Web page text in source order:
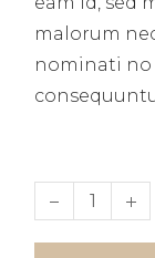
malorum
nominati no
Coffee cup